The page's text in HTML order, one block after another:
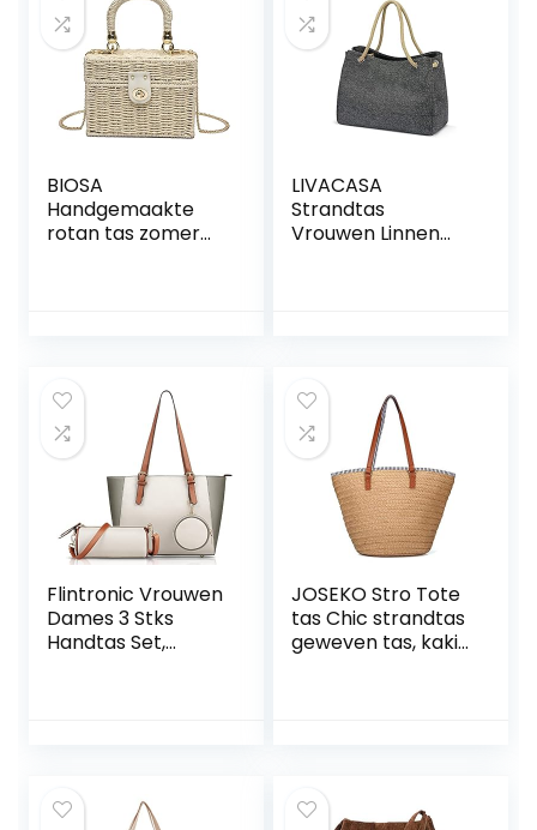
BIOSA
Handgemaakte
rotan tas zomer
LIVACASA
Strandtas
Vrouwen Linnen
Vakantie
buitenshuis
Camping
Flintronic Vrouwen
Dames 3 Stks
Handtas Set,
lederen handtas,
JOSEKO Stro Tote
tas Chic strandtas
geweven tas, kaki,